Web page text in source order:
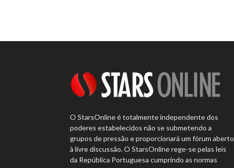
O StarsOnline é totalmente independente dos
poderes estabelecidos não se submetendo a
grupos de pressão e proporcionará um fórum aberto
à livre discussão. O StarsOnline rege-se pelas leis
da República Portuguesa cumprindo as normas